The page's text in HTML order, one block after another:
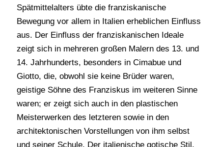
Spätmittelalters übte die franziskanische
Bewegung vor allem in Italien erheblichen Einfluss
aus. Der Einfluss der franziskanischen Ideale
zeigt sich in mehreren großen Malern des 13. und
14. Jahrhunderts, besonders in Cimabue und
Giotto, die, obwohl sie keine Brüder waren,
geistige Söhne des Franziskus im weiteren Sinne
waren; er zeigt sich auch in den plastischen
Meisterwerken des letzteren sowie in den
architektonischen Vorstellungen von ihm selbst
und seiner Schule. Der italienische gotische Stil,